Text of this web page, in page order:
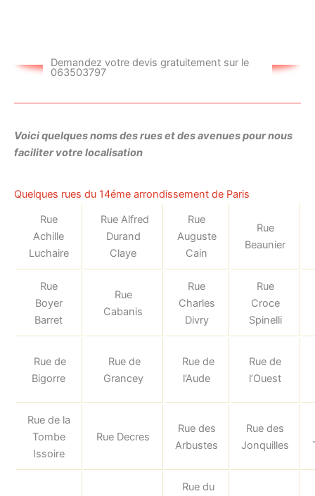
Demandez votre devis gratuitement sur le
063503797
Voici quelques noms des rues et des avenues pour nous
faciliter votre localisation
Quelques rues du 14éme arrondissement de Paris
Rue
Achille
Luchaire
Rue Alfred
Durand
Claye
Rue
Auguste
Cain
Rue
Beaunier
Rue
Boyer
Barret
Rue
Cabanis
Rue
Charles
Divry
Rue
Croce
Spinelli
Rue de
Bigorre
Rue de
Grancey
Rue de
l’Aude
Rue de
l’Ouest
Rue de la
Tombe
Issoire
Rue Decres
Rue des
Arbustes
Rue des
Jonquilles
Rue du